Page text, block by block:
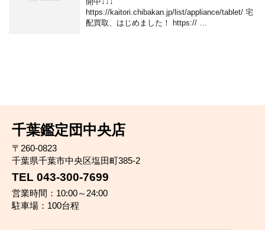
https://kaitori.chibakan.jp/list/appliance/tablet/ 宅
配買取、はじめました！ https:// …
千葉鑑定団中央店
〒260-0823
千葉県千葉市中央区塩田町385-2
TEL 043-300-7699
営業時間：10:00～24:00
駐車場：100台程